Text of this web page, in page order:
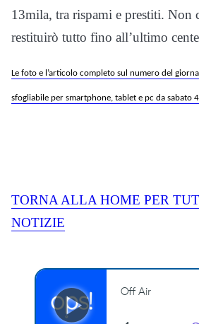
13mila, tra rispami e prestiti. Non
restituirò tutto fino all’ultimo
Le foto e l’articolo completo sul numero del
sfogliabile per smartphone, tablet e pc da sabato
TORNA ALLA HOME PER
NOTIZIE